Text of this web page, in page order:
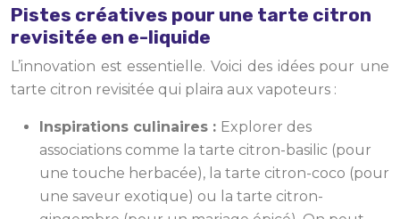
Pistes créatives pour une tarte citron
revisitée en e-liquide
L’innovation est essentielle. Voici des idées pour une
tarte citron revisitée qui plaira aux vapoteurs :
Inspirations culinaires : Explorer des
associations comme la tarte citron-basilic (pour
une touche herbacée), la tarte citron-coco (pour
une saveur exotique) ou la tarte citron-